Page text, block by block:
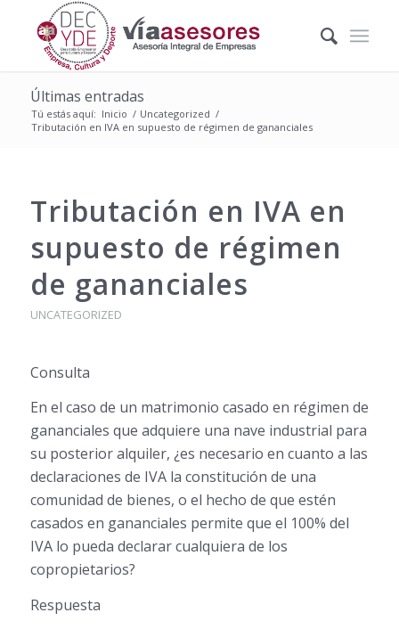
Últimas entradas
Tú estás aquí: Inicio / Uncategorized /
Tributación en IVA en supuesto de régimen de gananciales
Tributación en IVA en
supuesto de régimen
de gananciales
UNCATEGORIZED
Consulta
En el caso de un matrimonio casado en régimen de
gananciales que adquiere una nave industrial para
su posterior alquiler, ¿es necesario en cuanto a las
declaraciones de IVA la constitución de una
comunidad de bienes, o el hecho de que estén
casados en gananciales permite que el 100% del
IVA lo pueda declarar cualquiera de los
copropietarios?
Respuesta